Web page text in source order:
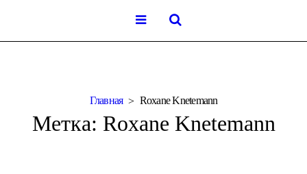
Главная Roxane Knetemann
Метка: Roxane Knetemann